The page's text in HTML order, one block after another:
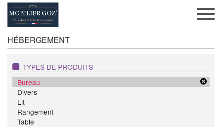
HÉBERGEMENT
TYPES DE PRODUITS
Bureau
Divers
Lit
Rangement
Table